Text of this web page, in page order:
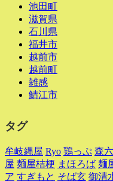
池田町
滋賀県
石川県
福井市
越前市
越前町
雑感
鯖江市
タグ
牟岐縄屋 Ryo 鶏っぷ 森六
屋 麺屋桔梗 まほろば 麺
ア すぎもと そば玄 御清